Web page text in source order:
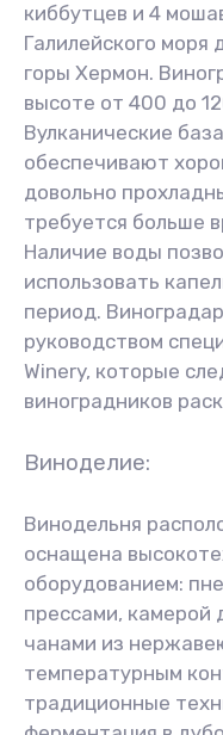
киббутцев и 4
Галилейского
горы Хермон.
высоте от 400 до
Вулканические
обеспечивают
довольно
требуется больше
Наличие воды
использовать
период.
руководством
Winery, которые
виноградников
Виноделие:
Винодельня
оснащена
оборудованием:
прессами, камерой
чанами из
температурным
традиционные